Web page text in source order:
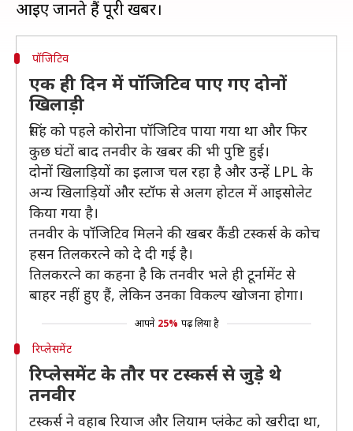
पॉजिटिव
एक ही दिन में पॉजिटिव पाए गए दोनों
खिलाड़ी
सिंह को पहले कोरोना पॉजिटिव पाया गया था और फिर
कुछ घंटों बाद तनवीर के खबर की भी पुष्टि हुई।
दोनों खिलाड़ियों का इलाज चल रहा है और उन्हें LPL के
अन्य खिलाड़ियों और स्टॉफ से अलग होटल में आइसोलेट
किया गया है।
तनवीर के पॉजिटिव मिलने की खबर कैंडी टस्कर्स के कोच
हसन तिलकरत्ने को दे दी गई है।
तिलकरत्ने का कहना है कि तनवीर भले ही टूर्नामेंट से
बाहर नहीं हुए हैं, लेकिन उनका विकल्प खोजना होगा।
आपने 25% पढ़ लिया है
रिप्लेसमेंट
रिप्लेसमेंट के तौर पर टस्कर्स से जुड़े थे
तनवीर
टस्कर्स ने वहाब रियाज और लियाम प्लंकेट को खरीदा था,